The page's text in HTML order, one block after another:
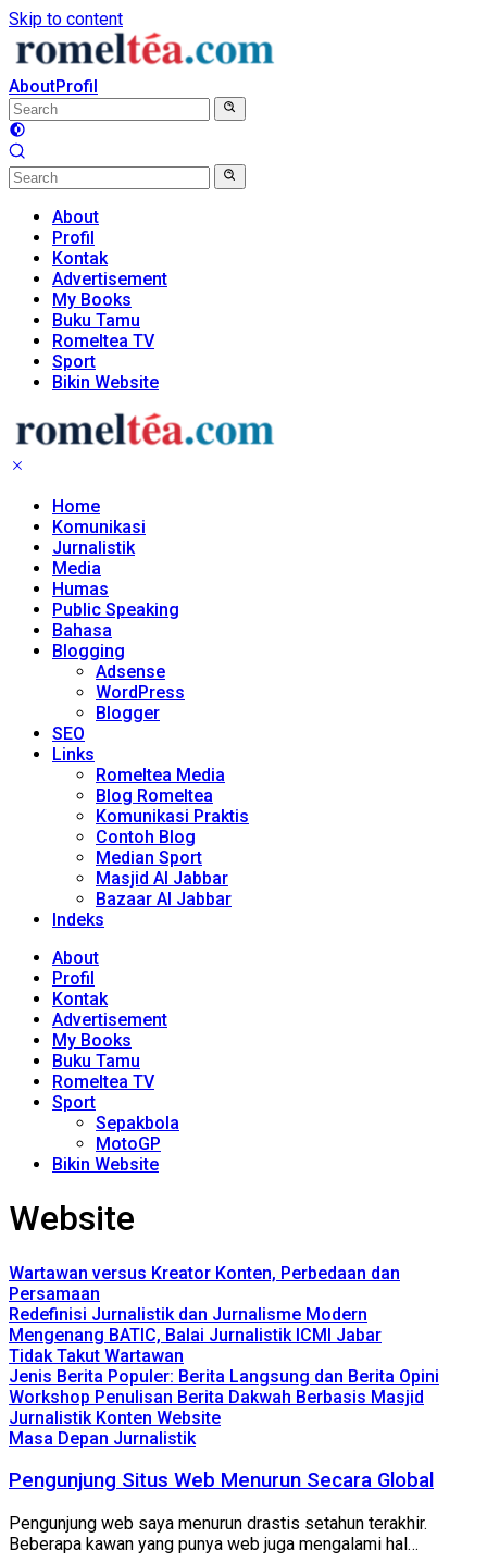
Skip to content
AboutProfil
About
Profil
Kontak
Advertisement
My Books
Buku Tamu
Romeltea TV
Sport
Bikin Website
Home
Komunikasi
Jurnalistik
Media
Humas
Public Speaking
Bahasa
Blogging
Adsense
WordPress
Blogger
SEO
Links
Romeltea Media
Blog Romeltea
Komunikasi Praktis
Contoh Blog
Median Sport
Masjid Al Jabbar
Bazaar Al Jabbar
Indeks
About
Profil
Kontak
Advertisement
My Books
Buku Tamu
Romeltea TV
Sport
Sepakbola
MotoGP
Bikin Website
Website
Wartawan versus Kreator Konten, Perbedaan dan
Persamaan
Redefinisi Jurnalistik dan Jurnalisme Modern
Mengenang BATIC, Balai Jurnalistik ICMI Jabar
Tidak Takut Wartawan
Jenis Berita Populer: Berita Langsung dan Berita Opini
Workshop Penulisan Berita Dakwah Berbasis Masjid
Jurnalistik Konten Website
Masa Depan Jurnalistik
Pengunjung Situs Web Menurun Secara Global
Pengunjung web saya menurun drastis setahun terakhir.
Beberapa kawan yang punya web juga mengalami hal…